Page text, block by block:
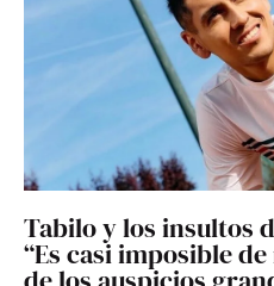
Tabilo y los insultos
“Es casi imposible